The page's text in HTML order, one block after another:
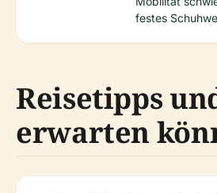
festes
Reisetipps
erwarten